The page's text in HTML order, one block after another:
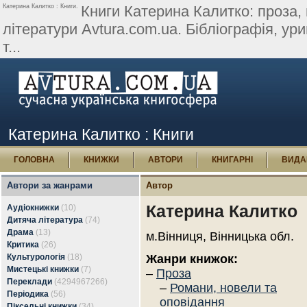
Катерина Калитко : Книги. Книги Катерина Калитко: проза,
літератури Avtura.com.ua. Бібліографія,
т...
Катерина Калитко : Книги
ГОЛОВНА КНИЖКИ АВТОРИ КНИГАРНІ
Автори за жанрами
Аудіокнижки (10)
Дитяча література (74)
Драма (13)
Критика (26)
Культурологія (18)
Мистецькі книжки (7)
Переклади (4294967266)
Періодика (56)
Автор
Катерина Калитко
м.Вінниця, Вінницька обл.
Жанри книжок:
– Проза
– Романи, новели та
оповідання